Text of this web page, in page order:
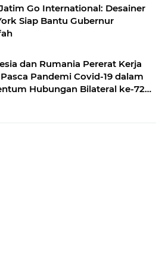
Go International: Desainer
Gubernur
dan Rumania Pererat Kerja
Pandemi Covid-19 dalam
Hubungan Bilateral ke-72